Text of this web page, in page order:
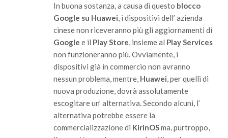
In buona sostanza, a causa di questo blocco
Google su Huawei, i dispositivi dell’ azienda
cinese non riceveranno più gli aggiornamenti di
Google e il Play Store, insieme al Play Services
non funzioneranno più. Ovviamente, i
dispositivi già in commercio non avranno
nessun problema, mentre, Huawei, per quelli di
nuova produzione, dovrà assolutamente
escogitare un’ alternativa. Secondo alcuni, l’
alternativa potrebbe essere la
commercializzazione di KirinOSma, purtroppo,